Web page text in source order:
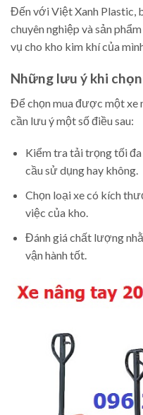
Đến với Việt Xanh Plastic,
chuyên nghiệp và sản
vụ cho kho kim khí của
Những lưu ý khi
Để chọn mua được một xe
cần lưu ý một số điều sau:
Kiểm tra tải trọng tối đa
cầu sử dụng hay không.
Chọn loại xe có kích
việc của kho.
Đánh giá chất lượng
vận hành tốt.